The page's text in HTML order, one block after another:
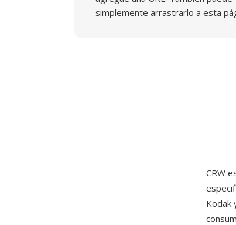
simplemente arrastrarlo a esta
CRW
Kodak